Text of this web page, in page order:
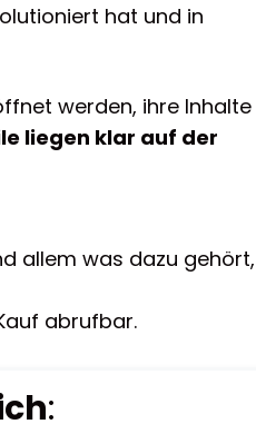
hat und in
werden, ihre Inhalte
liegen klar auf der
allem was dazu gehört,
abrufbar.
: